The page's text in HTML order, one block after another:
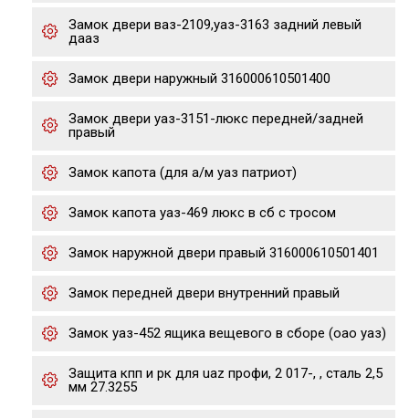
Замок двери ваз-2109,уаз-3163 задний левый
дааз
Замок двери наружный 316000610501400
Замок двери уаз-3151-люкс передней/задней
правый
Замок капота (для а/м уаз патриот)
Замок капота уаз-469 люкс в сб с тросом
Замок наружной двери правый 316000610501401
Замок передней двери внутренний правый
Замок уаз-452 ящика вещевого в сборе (оао уаз)
Защита кпп и рк для uaz профи, 2 017-, , сталь 2,5
мм 27.3255